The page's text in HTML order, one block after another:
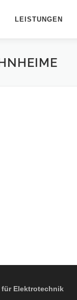
LEISTUNGEN
für Elektrotechnik